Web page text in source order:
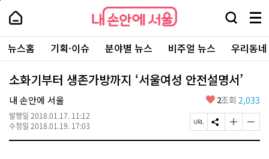
본
로
가
내
손
안
에
서
울
-
서
울
시
대
표
소
내
손
에
울
검
창
열
기
메
뉴
전
체
보
주
요
서
뉴스홈 기획·이슈 분야별 뉴스 비주얼 뉴스 우리동
소화기부터 생존가방까지 ‘서울여성 안전설명서’
내 손안에 서울
발행일 2018.01.17. 11:12
수정일 2018.01.19. 17:03
좋
요
2조회 2,033
페
이
S
N
글
자
글
자
페
상
단
로